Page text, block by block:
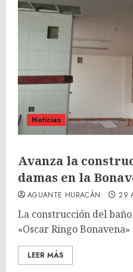
Noticias
Avanza la
damas en la
AGUANTE HURACÁN 29
La construcción del
«Oscar Ringo
LEER MÁS